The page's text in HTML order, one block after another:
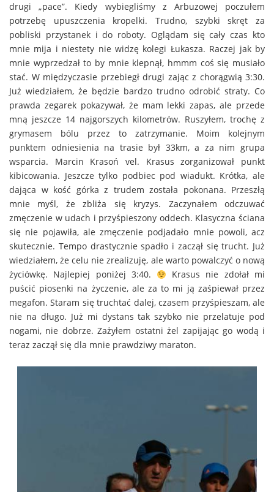
drugi „pace”. Kiedy wybiegliśmy z Arbuzowej poczułem
potrzebę upuszczenia kropelki. Trudno, szybki skręt za
pobliski przystanek i do roboty. Oglądam się cały czas kto
mnie mija i niestety nie widzę kolegi Łukasza. Raczej jak by
mnie wyprzedzał to by mnie klepnął, hmmm coś się musiało
stać. W międzyczasie przebiegł drugi zając z chorągwią 3:30.
Już wiedziałem, że będzie bardzo trudno odrobić straty. Co
prawda zegarek pokazywał, że mam lekki zapas, ale przede
mną jeszcze 14 najgorszych kilometrów. Ruszyłem, trochę z
grymasem bólu przez to zatrzymanie. Moim kolejnym
punktem odniesienia na trasie był 33km, a za nim grupa
wsparcia. Marcin Krasoń vel. Krasus zorganizował punkt
kibicowania. Jeszcze tylko podbiec pod wiadukt. Krótka, ale
dająca w kość górka z trudem została pokonana. Przeszłą
mnie myśl, że zbliża się kryzys. Zaczynałem odczuwać
zmęczenie w udach i przyśpieszony oddech. Klasyczna ściana
się nie pojawiła, ale zmęczenie podjadało mnie powoli, acz
skutecznie. Tempo drastycznie spadło i zaczął się trucht. Już
wiedziałem, że celu nie zrealizuję, ale warto powalczyć o nową
życiówkę. Najlepiej poniżej 3:40.
Krasus nie zdołał mi
puścić piosenki na życzenie, ale za to mi ją zaśpiewał przez
megafon. Staram się truchtać dalej, czasem przyśpieszam, ale
nie na długo. Już mi dystans tak szybko nie przelatuje pod
nogami, nie dobrze. Zażyłem ostatni żel zapijając go wodą i
teraz zaczął się dla mnie prawdziwy maraton.